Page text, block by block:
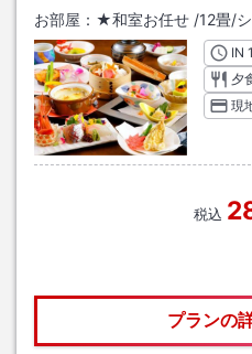
お部屋： ★和室お任せ /12畳/
IN
夕
現
税込
プランの